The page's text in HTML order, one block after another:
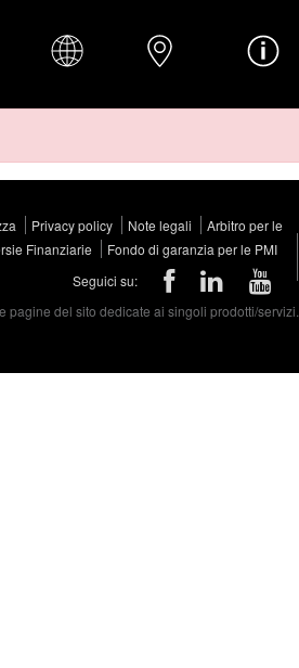
Privacy policy Note legali
Arbitro per le
Finanziarie
Fondo di garanzia per le PMI
Seguici su:
del sito dedicate ai singoli prodotti/servizi.